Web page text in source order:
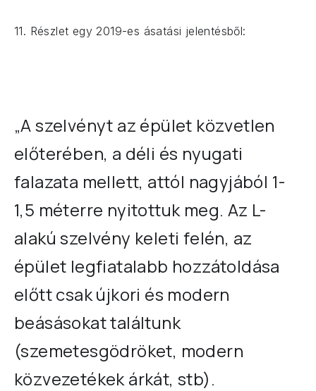
11. Részlet egy 2019-es ásatási jelentésből:
„A szelvényt az épület közvetlen
előterében, a déli és nyugati
falazata mellett, attól nagyjából 1-
1,5 méterre nyitottuk meg. Az L-
alakú szelvény keleti felén, az
épület legfiatalabb hozzátoldása
előtt csakújkori és modern
beásásokat találtunk
(szemetesgödröket, modern
közvezetékek árkát, stb).